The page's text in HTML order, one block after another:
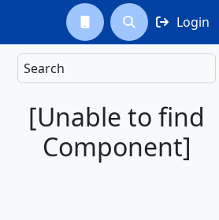
  Login
Search
[Unable to find
Component]